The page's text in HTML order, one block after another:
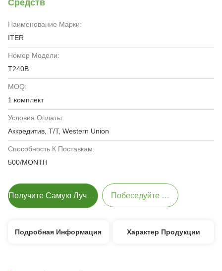
Средств
Наименование Марки:
ITER
Номер Модели:
T240B
MOQ:
1 комплект
Условия Оплаты:
Аккредитив, T/T, Western Union
Способность К Поставкам:
500/MONTH
Получите Самую Лучшую Цену Побеседуйте Теперь
Подробная Информация Характер Продукции